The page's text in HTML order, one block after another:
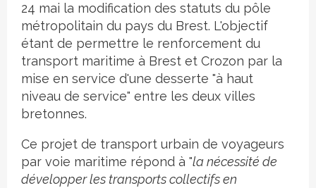
24 mai la modification des statuts du pôle
métropolitain du pays du Brest. L'objectif
étant de permettre le renforcement du
transport maritime à Brest et Crozon par la
mise en service d'une desserte "à haut
niveau de service" entre les deux villes
bretonnes.
Ce projet de transport urbain de voyageurs
par voie maritime répond à "la nécessité de
développer les transports collectifs en